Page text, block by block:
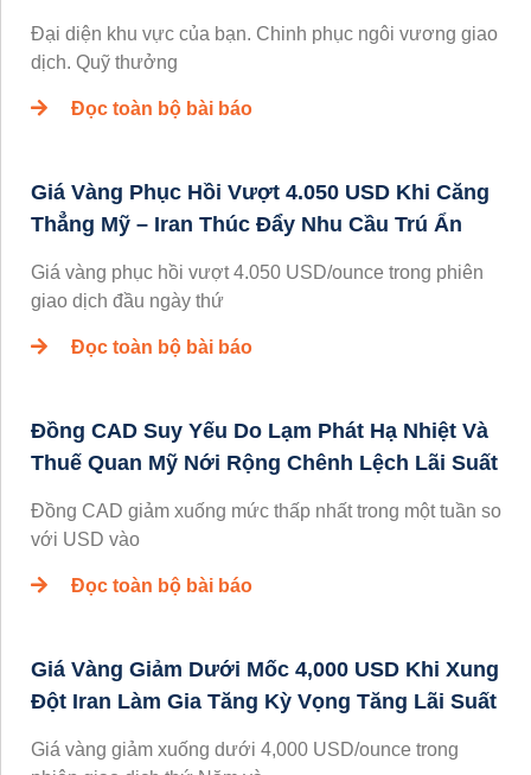
Đại diện khu vực của bạn. Chinh phục ngôi vương giao
dịch. Quỹ thưởng
Đọc toàn bộ bài báo
Giá Vàng Phục Hồi Vượt 4.050 USD Khi Căng
Thẳng Mỹ – Iran Thúc Đẩy Nhu Cầu Trú Ẩn
Giá vàng phục hồi vượt 4.050 USD/ounce trong phiên
giao dịch đầu ngày thứ
Đọc toàn bộ bài báo
Đồng CAD Suy Yếu Do Lạm Phát Hạ Nhiệt Và
Thuế Quan Mỹ Nới Rộng Chênh Lệch Lãi Suất
Đồng CAD giảm xuống mức thấp nhất trong một tuần so
với USD vào
Đọc toàn bộ bài báo
Giá Vàng Giảm Dưới Mốc 4,000 USD Khi Xung
Đột Iran Làm Gia Tăng Kỳ Vọng Tăng Lãi Suất
Giá vàng giảm xuống dưới 4,000 USD/ounce trong